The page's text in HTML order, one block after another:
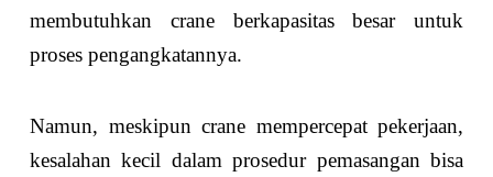
membutuhkan crane berkapasitas besar untuk
proses pengangkatannya.
Namun, meskipun crane mempercepat pekerjaan,
kesalahan kecil dalam prosedur pemasangan bisa